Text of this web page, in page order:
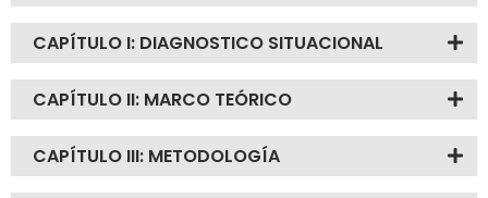
CAPÍTULO I: DIAGNOSTICO SITUACIONAL
CAPÍTULO II: MARCO TEÓRICO
CAPÍTULO III: METODOLOGÍA